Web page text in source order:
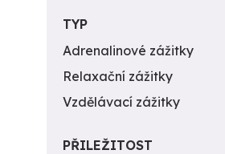
TYP
Adrenalinové zážitky
Relaxační zážitky
Vzdělávací zážitky
PŘILEŽITOST